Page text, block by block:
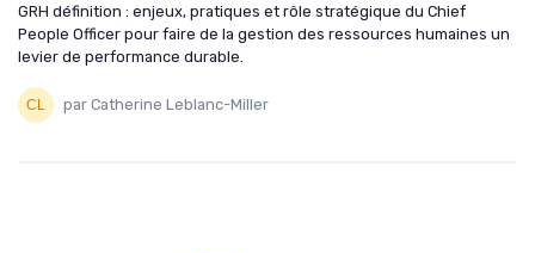
GRH définition : enjeux, pratiques et rôle stratégique du Chief
People Officer pour faire de la gestion des ressources humaines un
levier de performance durable.
par Catherine Leblanc-Miller